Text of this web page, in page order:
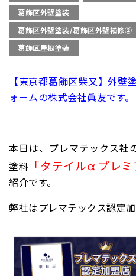
葛飾区外壁塗装
葛飾区外壁塗装/葛飾区外壁補修②
葛飾区屋根塗装
【東京都葛飾区柴又】外壁
ォームの株式会社眞友です。
本日は、プレマテックス社
塗料 「タテイルα プレ
紹介です。
弊社はプレマテックス認定加